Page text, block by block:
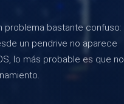
problema bastante confuso:
un pendrive no aparece
lo más probable es que no